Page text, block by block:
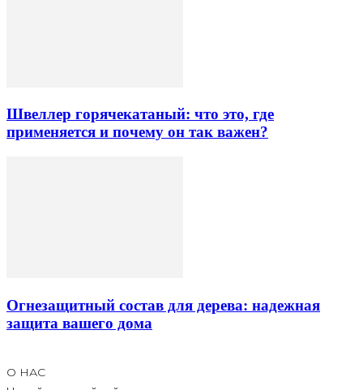
Швеллер горячекатаный: что это, где
применяется и почему он так важен?
Огнезащитный состав для дерева: надежная
защита вашего дома
О НАС